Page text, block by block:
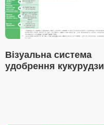
Візуальна система
удобрення кукурудзи